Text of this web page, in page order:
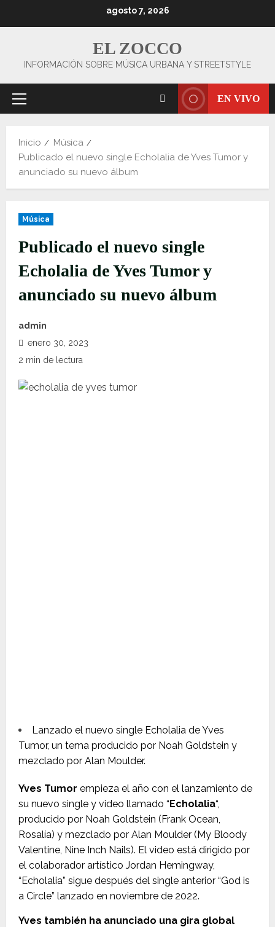
agosto 7, 2026
EL ZOCCO
INFORMACIÓN SOBRE MÚSICA URBANA Y STREETSTYLE
Menú
EN VIVO
Inicio
Música
Publicado el nuevo single Echolalia de Yves Tumor y
anunciado su nuevo álbum
Música
Publicado el nuevo single
Echolalia de Yves Tumor y
anunciado su nuevo álbum
admin
enero 30, 2023
2 min de lectura
Lanzado el nuevo single Echolalia de Yves
Tumor, un tema producido por Noah Goldstein y
mezclado por Alan Moulder.
Yves Tumor empieza el año con el lanzamiento de
su nuevo single y video llamado “Echolalia“,
producido por Noah Goldstein (Frank Ocean,
Rosalía) y mezclado por Alan Moulder (My Bloody
Valentine, Nine Inch Nails). El video está dirigido por
el colaborador artístico Jordan Hemingway,
“Echolalia” sigue después del single anterior “God is
a Circle” lanzado en noviembre de 2022.
Yves también ha anunciado una gira global